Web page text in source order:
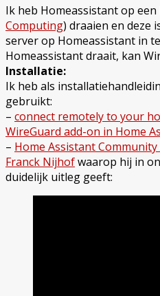
Ik heb Homeassistant op een
Computing) draaien en deze
server op Homeassistant in
Homeassistant draait, kan
Installatie:
Ik heb als
gebruikt:
– connect remotely to your
WireGuard add-on in Home
– Home Assistant
Franck Nijhofwaarop hij in
duidelijk uitleg geeft: